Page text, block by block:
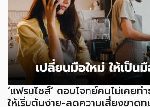
อื่นที่เก็บซ้อนอยู่ เช่น ค่าธรรมเนียมการชำระ
และค่าธรรมเนียมโครงสร้างพื้นฐาน 1.07 บา
(สำหรับร้านที่มียอดขายเกิน 100 ออร์เดอ
คำนวณดู หากเป็นร้าน Non-Mall ขายเสื้อยื
ส่ง 25 บาท เมื่อหักค่าธรรมเนียมการขาย […]
‘แฟรนไชส์’ ตอบโจทย์คนไม่เคยท
ให้เริ่มต้นง่าย-ลดความเสี่ยงขาดทุ